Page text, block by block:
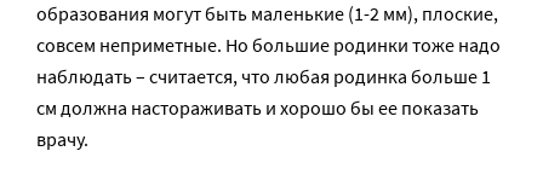
образования могут быть маленькие (1-2 мм), плоские,
совсем неприметные. Но большие родинки тоже надо
наблюдать – считается, что любая родинка больше 1
см должна настораживать и хорошо бы ее показать
врачу.